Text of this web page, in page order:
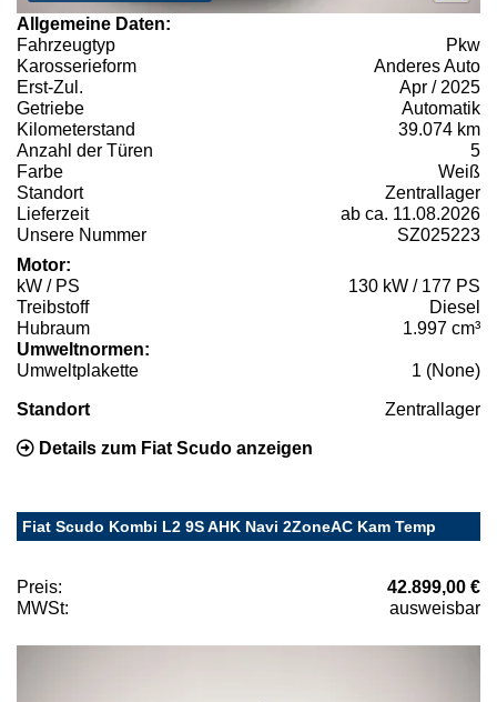
Allgemeine Daten:
Fahrzeugtyp
Pkw
Karosserieform
Anderes Auto
Erst-Zul.
Apr / 2025
Getriebe
Automatik
Kilometerstand
39.074 km
Anzahl der Türen
5
Farbe
Weiß
Standort
Zentrallager
Lieferzeit
ab ca. 11.08.2026
Unsere Nummer
SZ025223
Motor:
kW / PS
130 kW / 177 PS
Treibstoff
Diesel
Hubraum
1.997 cm³
Umweltnormen:
Umweltplakette
1 (None)
Standort Zentrallager
Details zum Fiat Scudo anzeigen
Fiat Scudo Kombi L2 9S AHK Navi 2ZoneAC Kam Temp
Preis:
42.899,00 €
MWSt:
ausweisbar